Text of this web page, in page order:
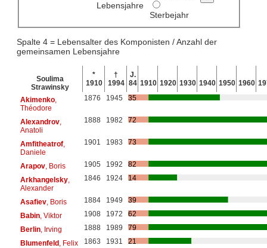
Lebensjahre
Sterbejahr
Spalte 4 = Lebensalter des Komponisten / Anzahl der
gemeinsamen Lebensjahre
Soulima
Strawinsky
*
1910
†
1994
J.
84 1910 1920 1930 1940 1950 1960
Akimenko,
Théodore
1876 1945 35
Alexandrov,
Anatoli
1888 1982 72
Amfitheatrof,
Daniele
1901 1983 73
Arapov, Boris 1905 1992
82
Arkhangelsky,
Alexander
1846 1924 14
Asafiev, Boris 1884 1949
39
Babin, Viktor 1908 1972
62
Berlin, Irving 1888 1989
79
Blumenfeld, Felix 1863 1931
21